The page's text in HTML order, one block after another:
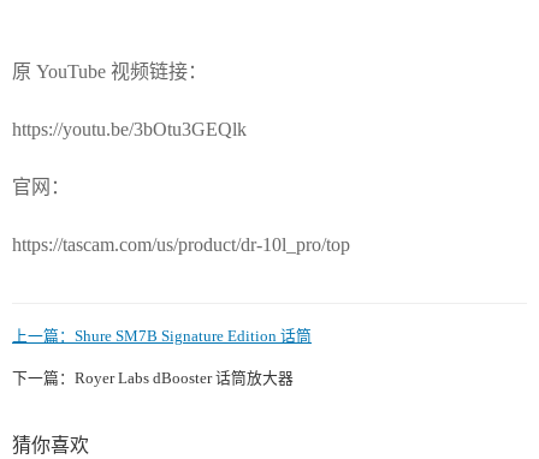
原 YouTube 视频链接：
https://youtu.be/3bOtu3GEQlk
官网：
https://tascam.com/us/product/dr-10l_pro/top
上一篇： Shure SM7B Signature Edition 话筒
下一篇： Royer Labs dBooster 话筒放大器
猜你喜欢